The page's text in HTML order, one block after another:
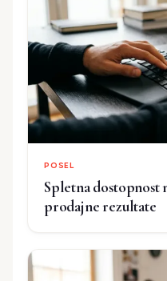
POSEL
Spletna dostopnost
prodajne rezultate